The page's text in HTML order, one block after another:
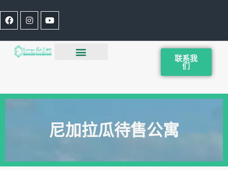
联系我
们
尼加拉瓜待售公寓